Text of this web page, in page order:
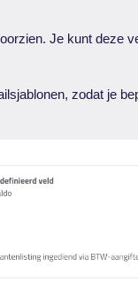
Je kunt deze
zodat je